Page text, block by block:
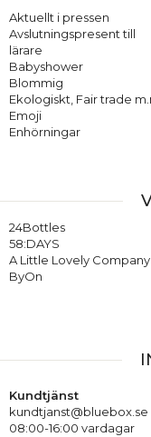
Aktuellt i pressen
Avslutningspresent till
lärare
Babyshower
Blommig
Ekologiskt, Fair trade
Emoji
Enhörningar
24Bottles
58:DAYS
A Little Lovely Company
ByOn
Kundtjänst
kundtjanst@bluebox.se
08:00-16:00 vardagar